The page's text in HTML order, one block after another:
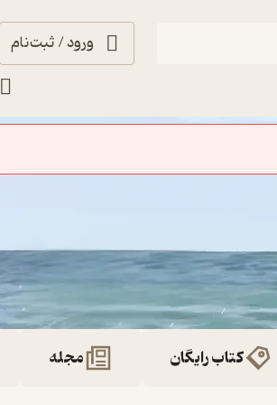
ورود / ثبت‌نام
کتاب رایگان مجله